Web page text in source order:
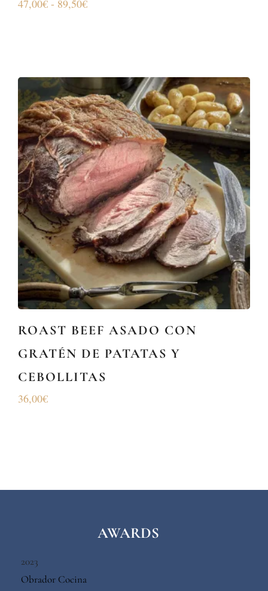
47,00€ - 89,50€
ROAST BEEF ASADO CON
GRATÉN DE PATATAS Y
CEBOLLITAS
36,00€
AWARDS
2023
Obrador Cocina